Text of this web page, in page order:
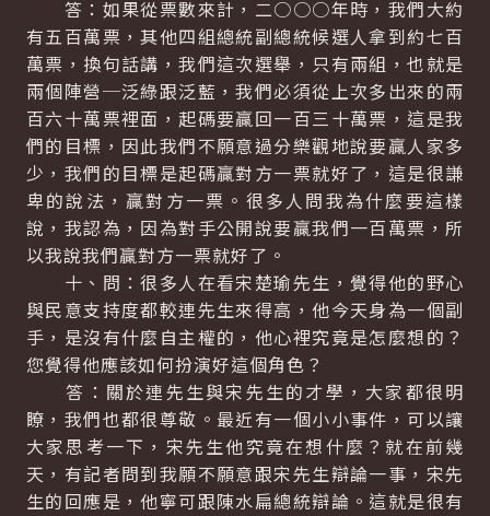
答：如果從票數來計，二○○○年時，我們大約
有五百萬票，其他四組總統副總統候選人拿到約七百
萬票，換句話講，我們這次選舉，只有兩組，也就是
兩個陣營─泛綠跟泛藍，我們必須從上次多出來的兩
百六十萬票裡面，起碼要贏回一百三十萬票，這是我
們的目標，因此我們不願意過分樂觀地說要贏人家多
少，我們的目標是起碼贏對方一票就好了，這是很謙
卑的說法，贏對方一票。很多人問我為什麼要這樣
說，我認為，因為對手公開說要贏我們一百萬票，所
以我說我們贏對方一票就好了。
十、問：很多人在看宋楚瑜先生，覺得他的野心
與民意支持度都較連先生來得高，他今天身為一個副
手，是沒有什麼自主權的，他心裡究竟是怎麼想的？
您覺得他應該如何扮演好這個角色？
答：關於連先生與宋先生的才學，大家都很明
瞭，我們也都很尊敬。最近有一個小小事件，可以讓
大家思考一下，宋先生他究竟在想什麼？就在前幾
天，有記者問到我願不願意跟宋先生辯論一事，宋先
生的回應是，他寧可跟陳水扁總統辯論。這就是很有